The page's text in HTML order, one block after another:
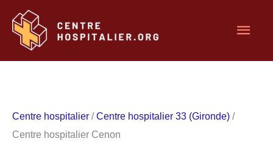
contenu
Centre hospitalier /Centre hospitalier 33 (Gironde) /
Centre hospitalier Cenon